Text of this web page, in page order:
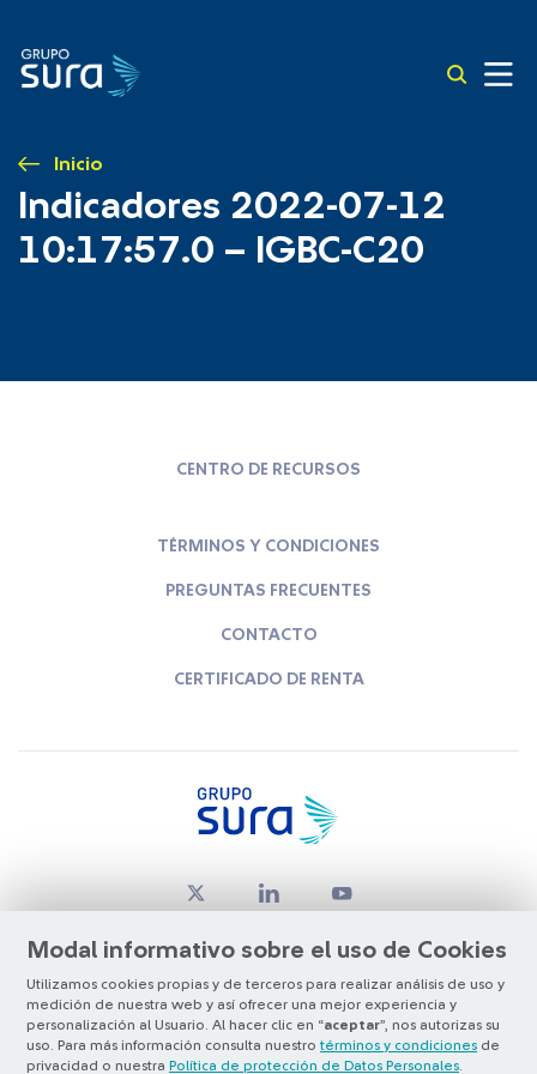
Inicio
Indicadores 2022-07-12
10:17:57.0 – IGBC-C20
Modal informativo sobre el uso de Cookies
Utilizamos cookies propias y de terceros para realizar análisis de uso y
medición de nuestra web y así ofrecer una mejor experiencia y
personalización al Usuario. Al hacer clic en “aceptar”, nos autorizas su
uso. Para más información consulta nuestro términos y condiciones de
privacidad o nuestra Política de protección de Datos Personales
CENTRO DE RECURSOS
TÉRMINOS Y CONDICIONES
PREGUNTAS FRECUENTES
CONTACTO
CERTIFICADO DE RENTA
© Copyright Grupo SURA 2026